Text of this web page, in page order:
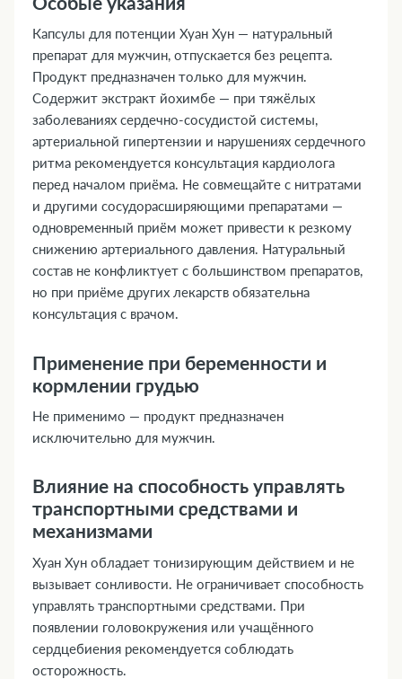
Капсулы для потенции Хуан Хун — натуральный
препарат для мужчин, отпускается без рецепта.
Продукт предназначен только для мужчин.
Содержит экстракт йохимбе — при тяжёлых
заболеваниях сердечно-сосудистой системы,
артериальной гипертензии и нарушениях сердечного
ритма рекомендуется консультация кардиолога
перед началом приёма. Не совмещайте с нитратами
и другими сосудорасширяющими препаратами —
одновременный приём может привести к резкому
снижению артериального давления. Натуральный
состав не конфликтует с большинством препаратов,
но при приёме других лекарств обязательна
консультация с врачом.
Применение при беременности и
кормлении грудью
Не применимо — продукт предназначен
исключительно для мужчин.
Влияние на способность управлять
транспортными средствами и
механизмами
Хуан Хун обладает тонизирующим действием и не
вызывает сонливости. Не ограничивает способность
управлять транспортными средствами. При
появлении головокружения или учащённого
сердцебиения рекомендуется соблюдать
осторожность.